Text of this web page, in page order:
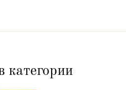
категории